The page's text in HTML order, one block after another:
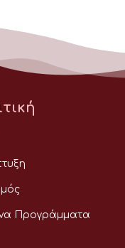
Προγράμματα